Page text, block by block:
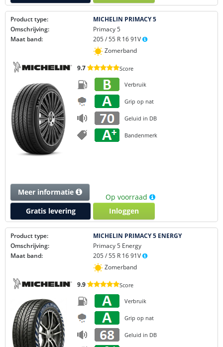
Product type:
MICHELIN PRIMACY 5
Omschrijving:
Primacy 5
Maat band:
205 / 55 R 16 91V
Zomerband
9.7 Score
Verbruik
Grip op nat
Geluid in DB
Bandenmerk
Op voorraad
Inloggen
Meer informatie
Gratis levering
Product type:
MICHELIN PRIMACY 5 ENERGY
Omschrijving:
Primacy 5 Energy
Maat band:
205 / 55 R 16 91V
Zomerband
9.9 Score
Verbruik
Grip op nat
Geluid in DB